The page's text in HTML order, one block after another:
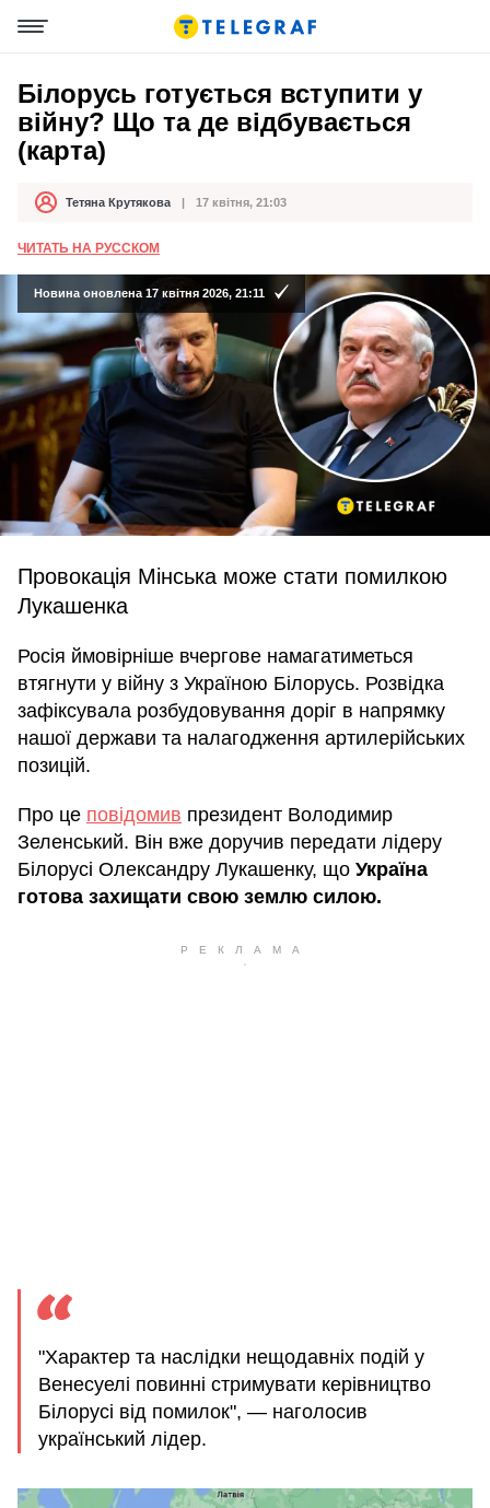
Білорусь готується вступити у
війну? Що та де відбувається
(карта)
АвторТетяна Крутякова
Дата публікації 17 квітня, 21:03
ЧИТАТЬ НА РУССКОМ
Новина оновлена 17 квітня 2026, 21:11
Провокація Мінська може стати помилкою
Лукашенка
Росія ймовірніше вчергове намагатиметься
втягнути у війну з Україною Білорусь. Розвідка
зафіксувала розбудовування доріг в напрямку
нашої держави та налагодження артилерійських
позицій.
Про це повідомив президент Володимир
Зеленський. Він вже доручив передати лідеру
Білорусі Олександру Лукашенку, що Україна
готова захищати свою землю силою.
"Характер та наслідки нещодавніх подій у
Венесуелі повинні стримувати керівництво
Білорусі від помилок", — наголосив
український лідер.